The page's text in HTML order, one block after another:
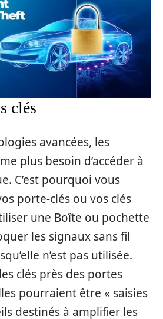
clés
avancées, les
plus besoin d’accéder à
C’est pourquoi vous
porte-clés ou vos clés
une Boîte ou pochette
les signaux sans fil
n’est pas utilisée.
clés près des portes
pourraient être « saisies
destinés à amplifier les